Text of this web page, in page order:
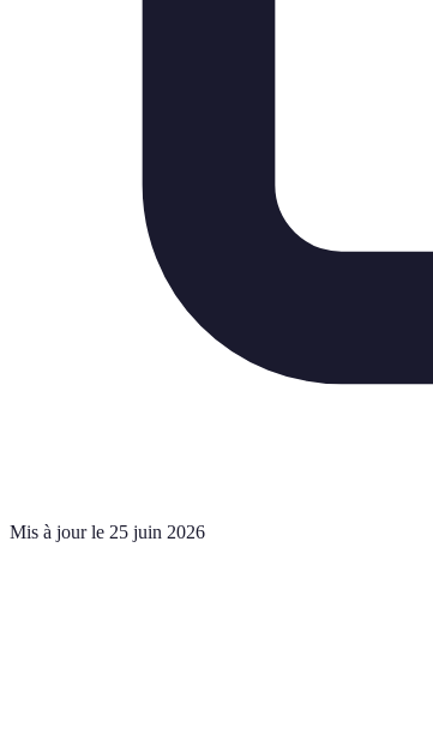
Mis à jour le 25 juin 2026